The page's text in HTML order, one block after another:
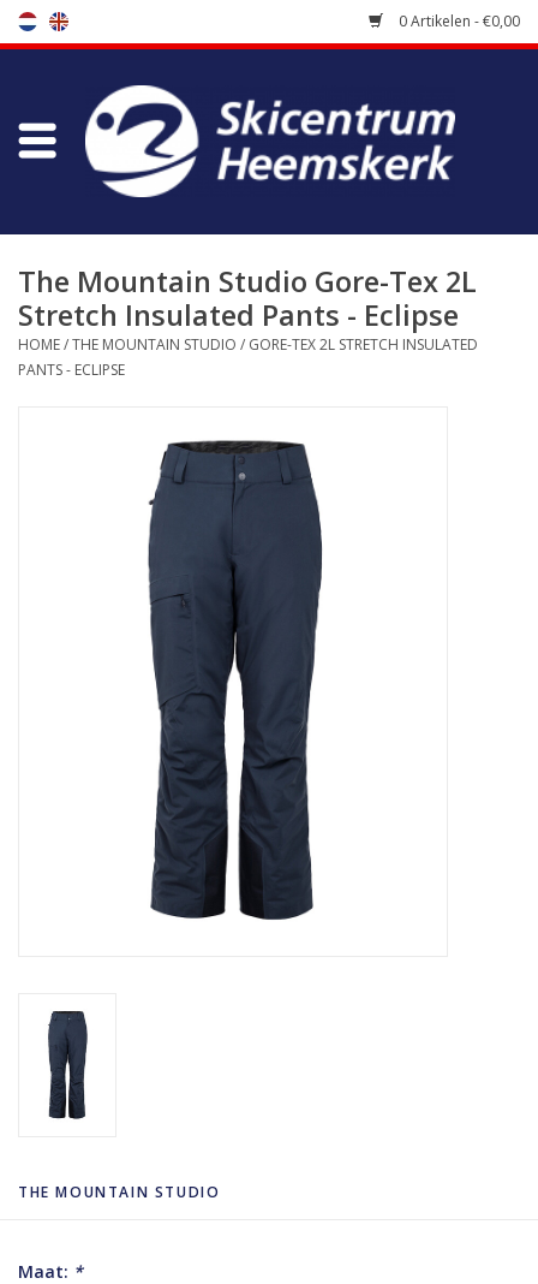
0 Artikelen - €0,00
Winkel
Bootfitting
Onderhoud
The Mountain Studio Gore-Tex 2L
Stretch Insulated Pants - Eclipse
HOME/THE MOUNTAIN STUDIO / GORE-TEX 2L STRETCH INSULATED
PANTS - ECLIPSE
THE MOUNTAIN STUDIO
Maat: *